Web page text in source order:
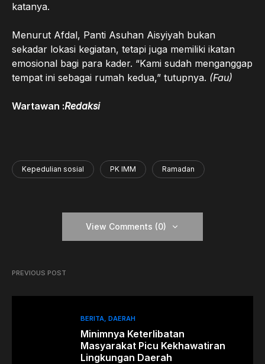
katanya.
Menurut Afdal, Panti Asuhan Aisyiyah bukan
sekadar lokasi kegiatan, tetapi juga memiliki ikatan
emosional bagi para kader. “Kami sudah menganggap
tempat ini sebagai rumah kedua,” tutupnya. (Fau)
Wartawan :Redaksi
Kepedulian sosial PK IMM Ramadan
View Comments (0)
PREVIOUS POST
BERITA DAERAH
Minimnya Keterlibatan
Masyarakat Picu Kekhawatiran
Lingkungan Daerah